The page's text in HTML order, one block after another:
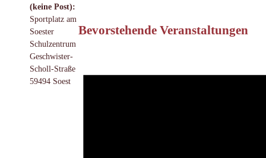
Bevorstehende Veranstaltungen
(keine Post):
Sportplatz am
Soester
Schulzentrum
Geschwister-
Scholl-Straße
59494 Soest